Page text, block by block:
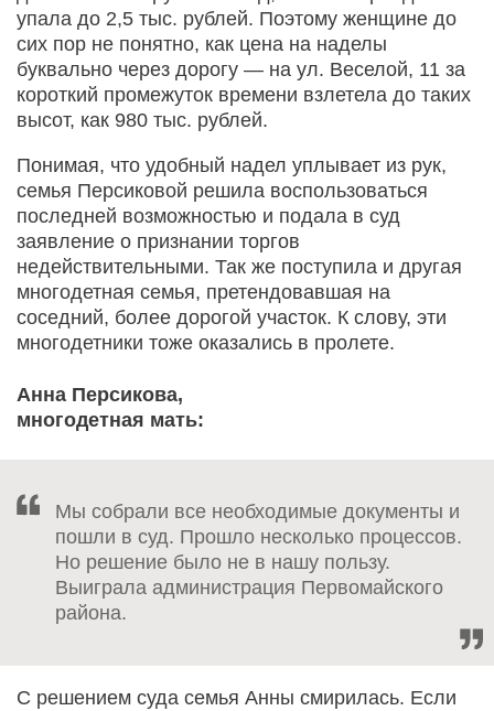
упала до 2,5 тыс. рублей. Поэтому женщине до
сих пор не понятно, как цена на наделы
буквально через дорогу — на ул. Веселой, 11 за
короткий промежуток времени взлетела до таких
высот, как 980 тыс. рублей.
Понимая, что удобный надел уплывает из рук,
семья Персиковой решила воспользоваться
последней возможностью и подала в суд
заявление о признании торгов
недействительными. Так же поступила и другая
многодетная семья, претендовавшая на
соседний, более дорогой участок. К слову, эти
многодетники тоже оказались в пролете.
Анна Персикова,
многодетная мать:
Мы собрали все необходимые документы и
пошли в суд. Прошло несколько процессов.
Но решение было не в нашу пользу.
Выиграла администрация Первомайского
района.
С решением суда семья Анны смирилась. Если